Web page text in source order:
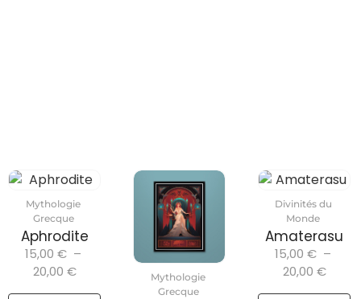
Mythologie
Grecque
Aphrodite
15,00 € –
20,00 €
Mythologie
Grecque
Divinités du
Monde
Amaterasu
15,00 € –
20,00 €